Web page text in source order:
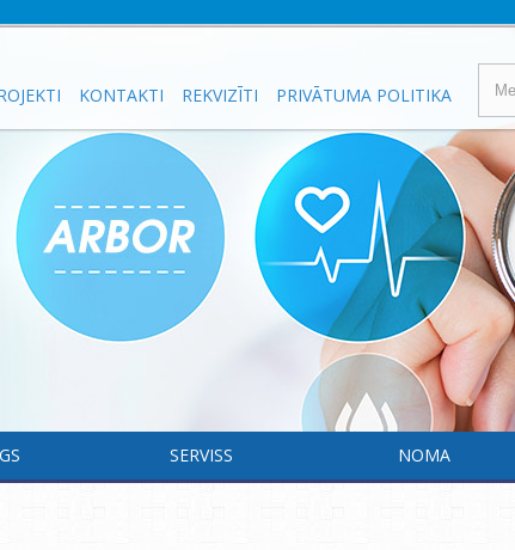
KONTAKTI REKVIZĪTI PRIVĀTUMA POLITIKA
SERVISS NOMA